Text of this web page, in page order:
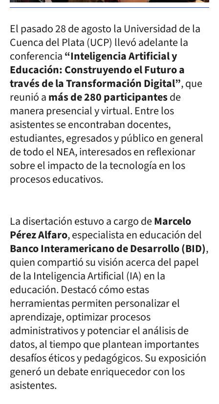
El pasado 28 de agosto la Universidad de la
Cuenca del Plata (UCP) llevó adelante la
conferencia“Inteligencia Artificial y
Educación: Construyendo el Futuro a
través de la Transformación Digital”, que
reunió amás de 280 participantesde
manera presencial y virtual. Entre los
asistentes se encontraban docentes,
estudiantes, egresados y público en general
de todo el NEA, interesados en reflexionar
sobre el impacto de la tecnología en los
procesos educativos.
La disertación estuvo a cargo deMarcelo
Pérez Alfaro, especialista en educación del
Banco Interamericano de Desarrollo (BID),
quien compartió su visión acerca del papel
de la Inteligencia Artificial (IA) en la
educación. Destacó cómo estas
herramientas permiten personalizar el
aprendizaje, optimizar procesos
administrativos y potenciar el análisis de
datos, al tiempo que plantean importantes
desafíos éticos y pedagógicos. Su exposición
generó un debate enriquecedor con los
asistentes.